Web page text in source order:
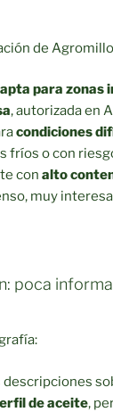
de
apta para zonas
, autorizada en
condiciones
fríos o con
con alto
muy
poca
descripciones
de aceite,